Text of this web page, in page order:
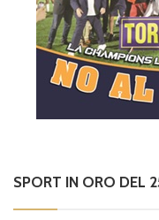
SPORT IN ORO DEL